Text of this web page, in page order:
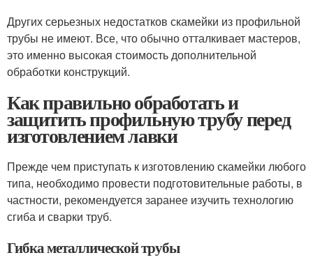
Других серьезных недостатков скамейки из профильной
трубы не имеют. Все, что обычно отталкивает мастеров,
это именно высокая стоимость дополнительной
обработки конструкций.
Как правильно обработать и
защитить профильную трубу перед
изготовлением лавки
Прежде чем приступать к изготовлению скамейки любого
типа, необходимо провести подготовительные работы, в
частности, рекомендуется заранее изучить технологию
сгиба и сварки труб.
Гибка металлической трубы